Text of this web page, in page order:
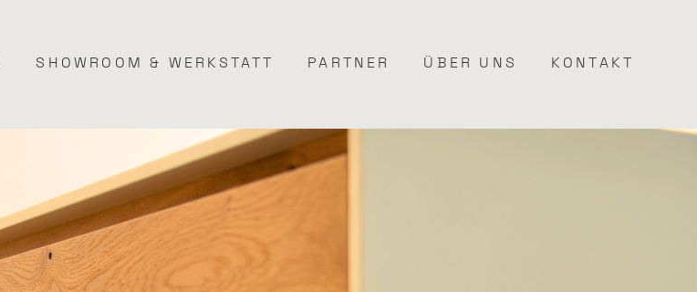
SHOWROOM & WERKSTATT PARTNER ÜBER UNS KONTAKT